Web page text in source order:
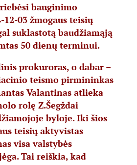
bauginimo
03 žmogaus teisių
suklastotą baudžiamąją
50 dienų terminui.
prokuroras, o dabar –
teismo pirmininkas
Valantinas atlieka
rolę Z.Šegždai
byloje. Iki šios
teisių aktyvistas
visa valstybės
Tai reiškia, kad